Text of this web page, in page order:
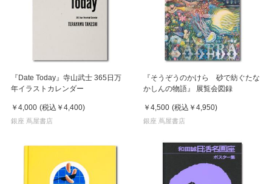
『Date Today』寺山武士 365日万
年イラストカレンダー
￥4,000 (税込 ￥4,400)
銀座 蔦屋書店
『そうぞうのかけら 砂で紡ぐたな
かしんの物語』 展覧会図録
￥4,500 (税込 ￥4,950)
銀座 蔦屋書店